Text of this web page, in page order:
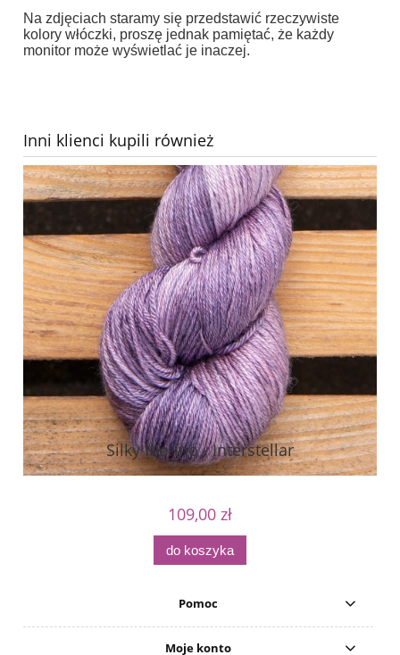
Na zdjęciach staramy się przedstawić rzeczywiste
kolory włóczki, proszę jednak pamiętać, że każdy
monitor może wyświetlać je inaczej.
Inni klienci kupili również
Silky Merino - Interstellar
109,00 zł
do koszyka
Pomoc
Moje konto